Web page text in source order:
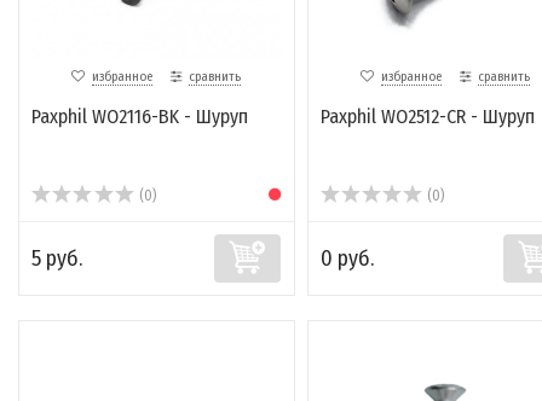
избранное сравнить
Paxphil WO2116-BK - Шуруп
(0)
5 руб.
избранное сравнить
Paxphil WO2512-CR - Шуруп
(0)
0 руб.